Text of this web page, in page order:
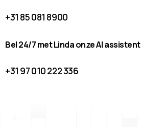
+31 85 081 8900
Bel 24/7 met Linda onze AI assistent
+31 97 010 222 336